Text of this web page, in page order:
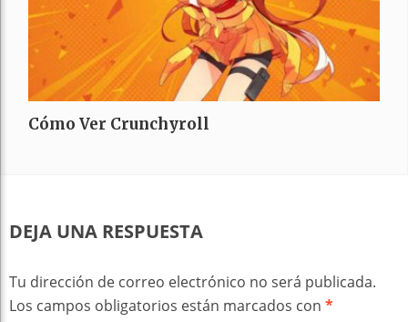
Cómo Ver Crunchyroll
DEJA UNA RESPUESTA
Tu dirección de correo electrónico no será publicada.
Los campos obligatorios están marcados con *